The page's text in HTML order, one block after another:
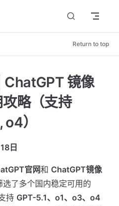
Return to top
镜像
略（支持
）
日
官网和 ChatGPT镜像
了多个国内稳定可用的
持 GPT-5.1、o1、o3、o4